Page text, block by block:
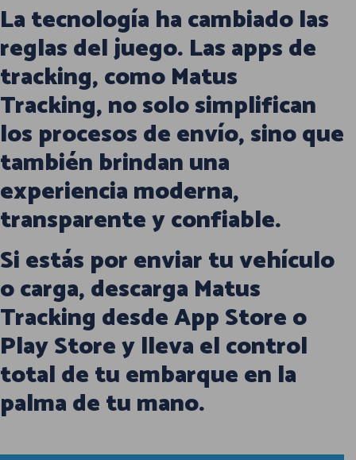
La tecnología ha cambiado las
reglas del juego. Las apps de
tracking, como Matus
Tracking, no solo simplifican
los procesos de envío, sino que
también brindan una
experiencia moderna,
transparente y confiable.
Si estás por enviar tu vehículo
o carga, descarga Matus
Tracking desde App Store o
Play Store y lleva el control
total de tu embarque en la
palma de tu mano.